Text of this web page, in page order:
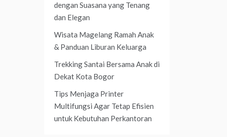
dengan Suasana yang Tenang
dan Elegan
Wisata Magelang Ramah Anak
& Panduan Liburan Keluarga
Trekking Santai Bersama Anak di
Dekat Kota Bogor
Tips Menjaga Printer
Multifungsi Agar Tetap Efisien
untuk Kebutuhan Perkantoran